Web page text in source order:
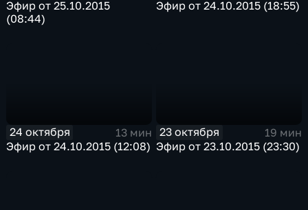
Эфир от 25.10.2015
(08:44)
Эфир от 24.10.2015 (18:55)
24 октября
13 мин
Эфир от 24.10.2015 (12:08)
23 октября
19 мин
Эфир от 23.10.2015 (23:30)